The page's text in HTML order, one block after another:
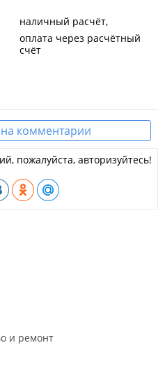
наличный расчёт
оплата через расчётный
счёт
комментарии
пожалуйста, авторизуйтесь!
и ремонт